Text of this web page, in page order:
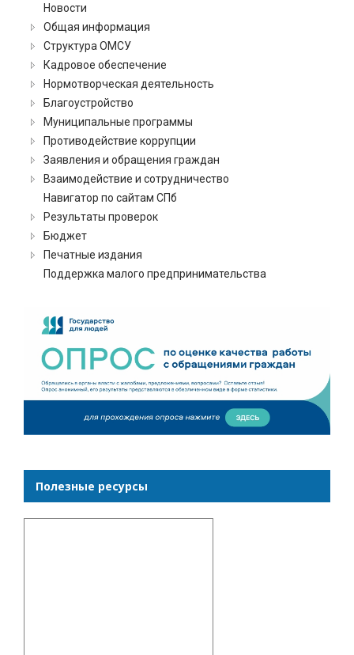
Новости
Общая информация
Структура ОМСУ
Кадровое обеспечение
Нормотворческая деятельность
Благоустройство
Муниципальные программы
Противодействие коррупции
Заявления и обращения граждан
Взаимодействие и сотрудничество
Навигатор по сайтам СПб
Результаты проверок
Бюджет
Печатные издания
Поддержка малого предпринимательства
Полезные ресурсы